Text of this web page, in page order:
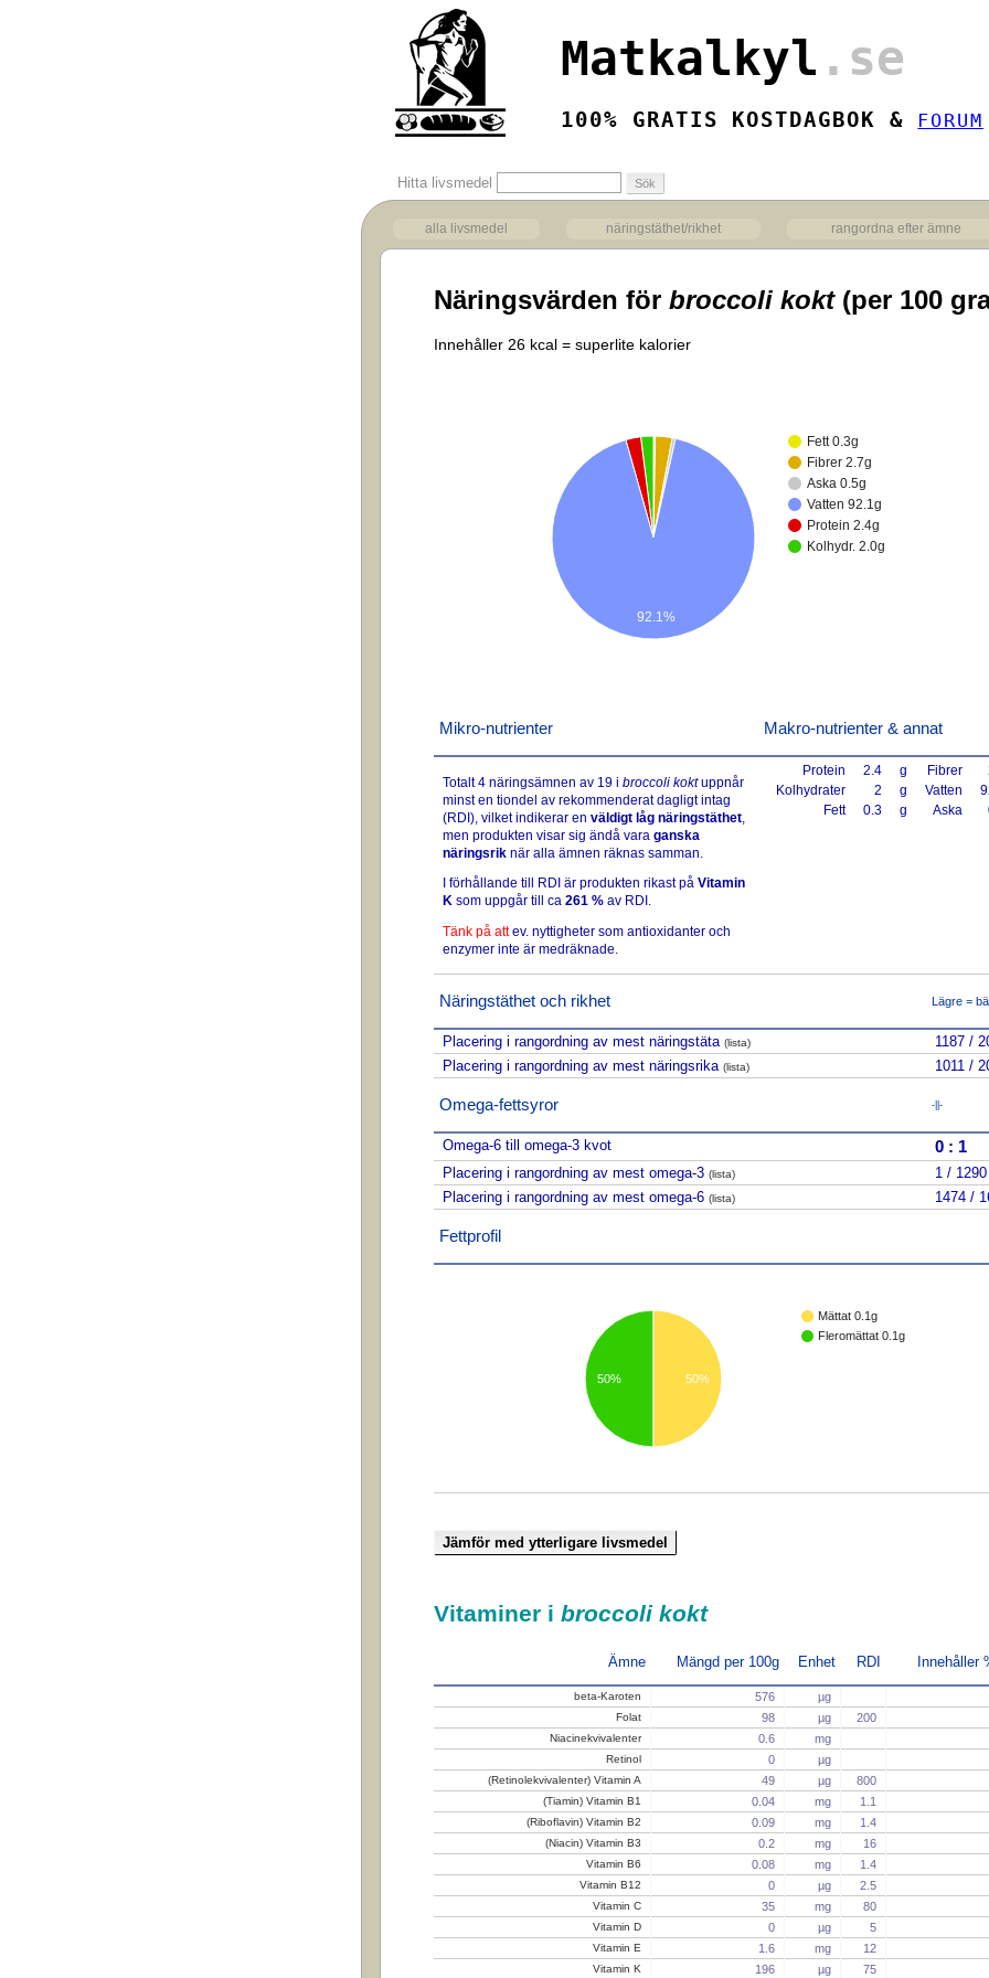
Matkalkyl .se
100% GRATIS KOSTDAGBOK & FORUM
Hitta livsmedel
alla livsmedel näringstäthet/rikhet rangordna efter ämne
Näringsvärden för broccoli kokt(per 100
Innehåller 26 kcal = superlite kalorier
Fett 0.3g
Fibrer 2.7g
Aska 0.5g
Vatten 92.1g
Protein 2.4g
Kolhydr. 2.0g
92.1%
Mikro-nutrienter Makro-nutrienter & annat
Totalt 4 näringsämnen av 19 i broccoli koktuppnår
minst en tiondel av rekommenderat dagligt intag
(RDI), vilket indikerar en väldigt låg näringstäthet
men produkten visar sig ändå vara ganska
näringsrik när alla ämnen räknas samman.
I förhållande till RDI är produkten rikast på Vitamin
K som uppgår till ca 261 % av RDI.
Tänk på attev. nyttigheter som antioxidanter och
enzymer inte är medräknade.
Protein 2.4 g Fibrer
Kolhydrater
2 g Vatten
Fett
0.3 g Aska
Näringstäthet och rikhet Lägre =
Placering i rangordning av mest näringstäta (lista)
1187 /
Placering i rangordning av mest näringsrika (lista) 1011 /
Omega-fettsyror -||-
Omega-6 till omega-3 kvot 0 : 1
Placering i rangordning av mest omega-3 (lista)
1 / 1290
Placering i rangordning av mest omega-6 (lista) 1474 /
Fettprofil
Mättat 0.1g
Fleromättat 0.1g
50% 50%
Vitaminer i broccoli kokt
Ämne Mängd per 100g Enhet RDI Innehåller
beta-Karoten 576 µg
Folat 98 µg 200
Niacinekvivalenter 0.6 mg
Retinol 0 µg
(Retinolekvivalenter) Vitamin A 49 µg 800
(Tiamin) Vitamin B1 0.04 mg 1.1
(Riboflavin) Vitamin B2 0.09 mg 1.4
(Niacin) Vitamin B3 0.2 mg 16
Vitamin B6 0.08 mg 1.4
Vitamin B12 0 µg 2.5
Vitamin C 35 mg 80
Vitamin D 0 µg 5
Vitamin E 1.6 mg 12
Vitamin K 196 µg 75